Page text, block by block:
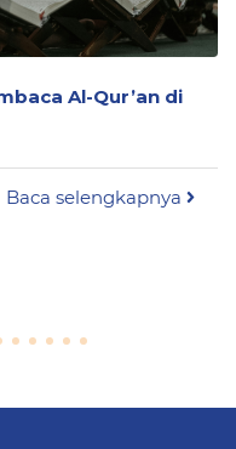
Al-Qur’an di
Baca selengkapnya